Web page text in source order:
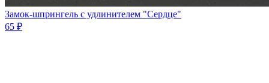
Замок-шпрингель с удлинителем "Сердце"
65 ₽